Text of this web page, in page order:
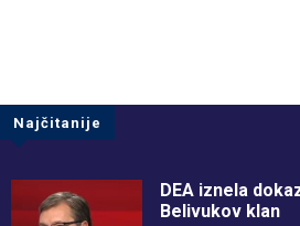
Najčitanije
DEA iznela
Belivukov klan